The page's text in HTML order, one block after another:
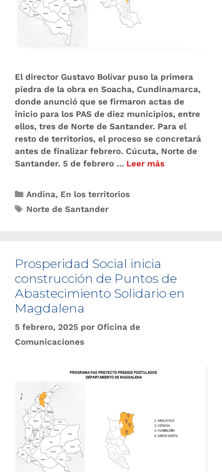
El director Gustavo Bolívar puso la primera
piedra de la obra en Soacha, Cundinamarca,
donde anunció que se firmaron actas de
inicio para los PAS de diez municipios, entre
ellos, tres de Norte de Santander. Para el
resto de territorios, el proceso se concretará
antes de finalizar febrero. Cúcuta, Norte de
Santander. 5 de febrero … Leer más
Andina, En los territorios
Norte de Santander
Prosperidad Social inicia
construcción de Puntos de
Abastecimiento Solidario en
Magdalena
5 febrero, 2025 por Oficina de
Comunicaciones